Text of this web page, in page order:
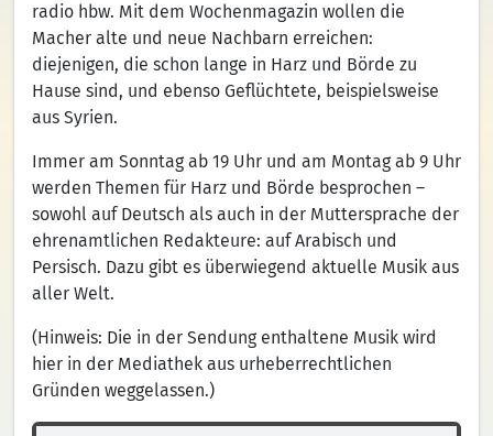
radio hbw. Mit dem Wochenmagazin wollen die
Macher alte und neue Nachbarn erreichen:
diejenigen, die schon lange in Harz und Börde zu
Hause sind, und ebenso Geflüchtete, beispielsweise
aus Syrien.
Immer am Sonntag ab 19 Uhr und am Montag ab 9 Uhr
werden Themen für Harz und Börde besprochen –
sowohl auf Deutsch als auch in der Muttersprache der
ehrenamtlichen Redakteure: auf Arabisch und
Persisch. Dazu gibt es überwiegend aktuelle Musik aus
aller Welt.
(Hinweis: Die in der Sendung enthaltene Musik wird
hier in der Mediathek aus urheberrechtlichen
Gründen weggelassen.)